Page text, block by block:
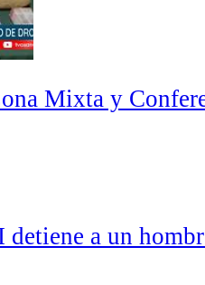
Mixta y
detiene a un